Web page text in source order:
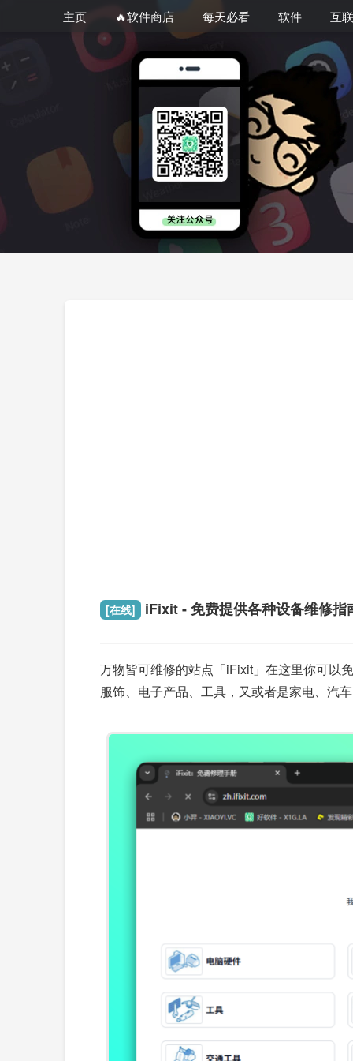
主页 🔥软件商店 每天必看 软件 互
[在线] iFixit - 免费提供各种设备维修指
万物皆可维修的站点「iFixit」在这里你可以
服饰、电子产品、工具，又或者是家电、汽